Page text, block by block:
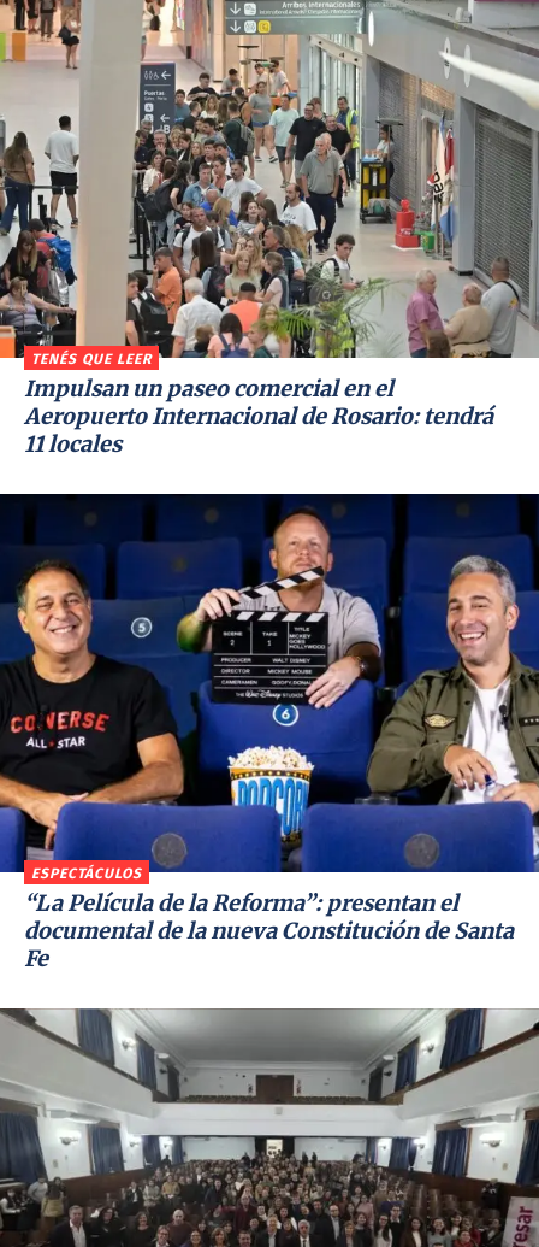
TENÉS QUE LEER
Impulsan un paseo comercial en el
Aeropuerto Internacional de Rosario: tendrá
11 locales
ESPECTÁCULOS
“La Película de la Reforma”: presentan el
documental de la nueva Constitución de Santa
Fe